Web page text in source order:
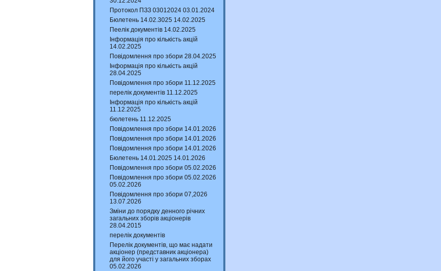
Протокол ПЗЗ 03012024 03.01.2024
Бюлетень 14.02.3025 14.02.2025
Пеелік документів 14.02.2025
Інформація про кількість акцій
14.02.2025
Повідомлення про збори 28.04.2025
Інформація про кількість акцій
28.04.2025
Повідомлення про збори 11.12.2025
перелік документів 11.12.2025
Інформація про кількість акцій
11.12.2025
бюлетень 11.12.2025
Повідомлення про збори 14.01.2026
Повідомлення про збори 14.01.2026
Повідомлення про збори 14.01.2026
Бюлетень 14.01.2025 14.01.2026
Повідомлення про збори 05.02.2026
Повідомлення про збори 05.02.2026
05.02.2026
Повідомлення про збори 07,2026
13.07.2026
Зміни до порядку денного річних
загальних зборів акціонерів
28.04.2015
перелік документів
Перелік документів, що має надати
акціонер (представник акціонера)
для його участі у загальних зборах
05.02.2026